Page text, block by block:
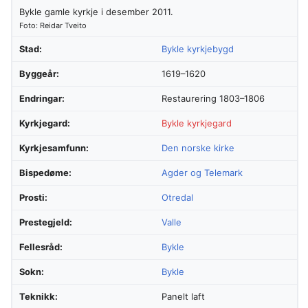
Bykle gamle kyrkje i desember 2011.
Foto: Reidar Tveito
Stad: Bykle kyrkjebygd
Byggeår: 1619–1620
Endringar: Restaurering 1803–1806
Kyrkjegard: Bykle kyrkjegard
Kyrkjesamfunn: Den norske kirke
Bispedøme: Agder og Telemark
Prosti: Otredal
Prestegjeld: Valle
Fellesråd: Bykle
Sokn: Bykle
Teknikk: Panelt laft